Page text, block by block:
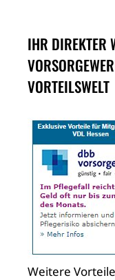
IHR DIREKTER
VORTEILSWELT
Weitere